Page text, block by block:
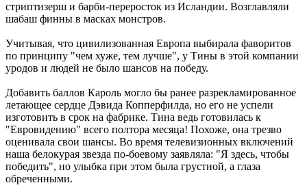
стриптизерш и барби-переросток из Исландии. Возглавляли
шабаш финны в масках монстров.
Учитывая, что цивилизованная Европа выбирала фаворитов
по принципу "чем хуже, тем лучше", у Тины в этой компании
уродов и людей не было шансов на победу.
Добавить баллов Кароль могло бы ранее разрекламированное
летающее сердце Дэвида Копперфилда, но его не успели
изготовить в срок на фабрике. Тина ведь готовилась к
"Евровидению" всего полтора месяца! Похоже, она трезво
оценивала свои шансы. Во время телевизионных включений
наша белокурая звезда по-боевому заявляла: "Я здесь, чтобы
победить", но улыбка при этом была грустной, а глаза
обреченными.